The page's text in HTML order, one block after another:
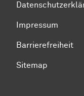
Impressum
Barrierefreiheit
Sitemap